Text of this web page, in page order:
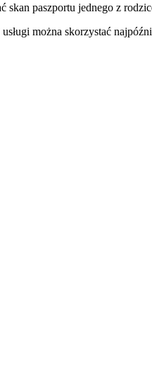
skan paszportu jednego z
można skorzystać